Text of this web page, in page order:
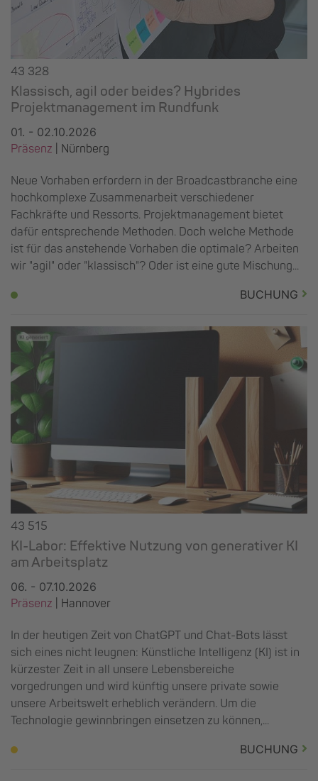
43 328
Klassisch, agil oder beides? Hybrides
Projektmanagement im Rundfunk
01. - 02.10.2026
Präsenz
Nürnberg
Neue Vorhaben erfordern in der Broadcastbranche eine
hochkomplexe Zusammenarbeit verschiedener
Fachkräfte und Ressorts. Projektmanagement bietet
dafür entsprechende Methoden. Doch welche Methode
ist für das anstehende Vorhaben die optimale? Arbeiten
wir "agil" oder "klassisch"? Oder ist eine gute Mischung...
BUCHUNG
43 515
KI-Labor: Effektive Nutzung von generativer KI
am Arbeitsplatz
06. - 07.10.2026
Präsenz
Hannover
In der heutigen Zeit von ChatGPT und Chat-Bots lässt
sich eines nicht leugnen: Künstliche Intelligenz (KI) ist in
kürzester Zeit in all unsere Lebensbereiche
vorgedrungen und wird künftig unsere private sowie
unsere Arbeitswelt erheblich verändern. Um die
Technologie gewinnbringen einsetzen zu können,...
BUCHUNG